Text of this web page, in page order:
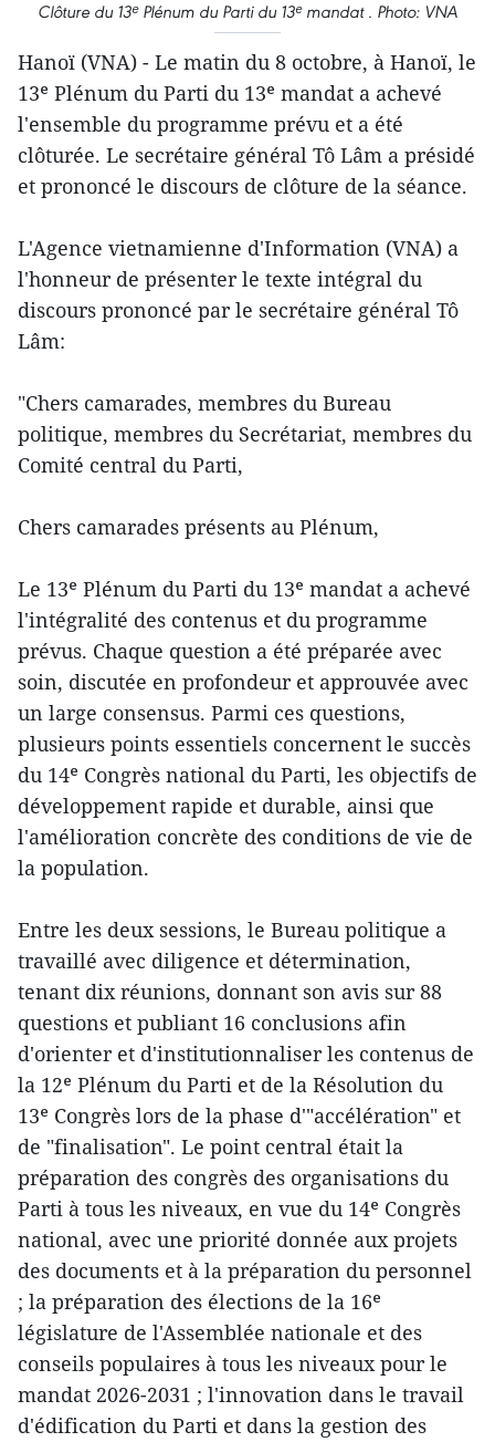
Clôture du 13ᵉ Plénum du Parti du 13ᵉ mandat . Photo: VNA
Hanoï (VNA) - Le matin du 8 octobre, à Hanoï, le
13ᵉ Plénum du Parti du 13ᵉ mandat a achevé
l'ensemble du programme prévu et a été
clôturée. Le secrétaire général Tô Lâm a présidé
et prononcé le discours de clôture de la séance.
L'Agence vietnamienne d'Information (VNA) a
l'honneur de présenter le texte intégral du
discours prononcé par le secrétaire général Tô
Lâm:
"Chers camarades, membres du Bureau
politique, membres du Secrétariat, membres du
Comité central du Parti,
Chers camarades présents au Plénum,
Le 13ᵉ Plénum du Parti du 13ᵉ mandat a achevé
l'intégralité des contenus et du programme
prévus. Chaque question a été préparée avec
soin, discutée en profondeur et approuvée avec
un large consensus. Parmi ces questions,
plusieurs points essentiels concernent le succès
du 14ᵉ Congrès national du Parti, les objectifs de
développement rapide et durable, ainsi que
l'amélioration concrète des conditions de vie de
la population.
Entre les deux sessions, le Bureau politique a
travaillé avec diligence et détermination,
tenant dix réunions, donnant son avis sur 88
questions et publiant 16 conclusions afin
d'orienter et d'institutionnaliser les contenus de
la 12ᵉ Plénum du Parti et de la Résolution du
13ᵉ Congrès lors de la phase d'"accélération" et
de "finalisation". Le point central était la
préparation des congrès des organisations du
Parti à tous les niveaux, en vue du 14ᵉ Congrès
national, avec une priorité donnée aux projets
des documents et à la préparation du personnel
; la préparation des élections de la 16ᵉ
législature de l'Assemblée nationale et des
conseils populaires à tous les niveaux pour le
mandat 2026-2031 ; l'innovation dans le travail
d'édification du Parti et dans la gestion des